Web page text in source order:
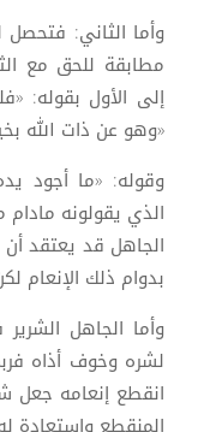
وأما الثاني:
مطابقة للحق مع
إلى الأول بقوله:
«وهو عن ذات الله
وقوله: «ما أجود
الذي يقولونه مادام
الجاهل قد يعتقد
بدوام ذلك الإنعام
وأما الجاهل
لشره وخوف أذاه
انقطع إنعامه جعل